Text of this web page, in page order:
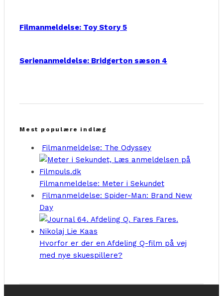
Filmanmeldelse: Toy Story 5
Serienanmeldelse: Bridgerton sæson 4
Mest populære indlæg
Filmanmeldelse: The Odyssey
Filmanmeldelse: Meter i Sekundet
Filmanmeldelse: Spider-Man: Brand New
Day
Hvorfor er der en Afdeling Q-film på vej
med nye skuespillere?